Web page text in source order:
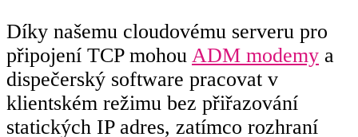
Díky našemu cloudovému serveru pro
připojení TCP mohou ADM modemy a
dispečerský software pracovat v
klientském režimu bez přiřazování
statických IP adres, zatímco rozhraní